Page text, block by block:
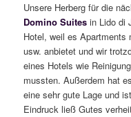
Unsere Herberg für die
Domino Suites in Lido di
Hotel, weil es
usw. anbietet und wir
eines Hotels wie
mussten. Außerdem hat
eine sehr gute Lage und
Eindruck ließ Gutes